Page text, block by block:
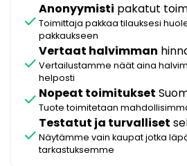
check
Anonyymisti pakatut
Toimittaja pakkaa tilauksesi
pakkaukseen
check
Vertaat halvimman
Vertailustamme näät aina
helposti
check Nopeat toimitukset
Tuote toimitetaan
check
Testatut ja turvalliset
Näytämme vain kaupat jotka
tarkastuksemme